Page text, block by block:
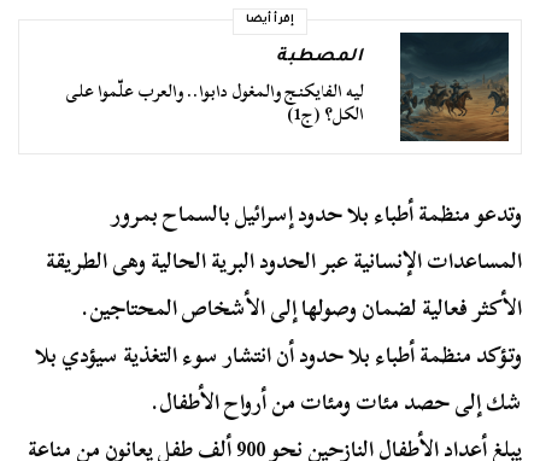
إقرأ أيضا
المصطبة
ليه الفايكنج والمغول دابوا.. والعرب علّموا على
الكل؟ (ج1)
وتدعو منظمة أطباء بلا حدود إسرائيل بالسماح بمرور
المساعدات الإنسانية عبر الحدود البرية الحالية وهى الطريقة
الأكثر فعالية لضمان وصولها إلى الأشخاص المحتاجين.
وتؤكد منظمة أطباء بلا حدود أن انتشار سوء التغذية سيؤدي بلا
شك إلى حصد مئات ومئات من أرواح الأطفال.
يبلغ أعداد الأطفال النازحين نحو 900 ألف طفل يعانون من مناعة